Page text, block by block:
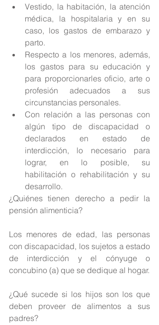
Vestido, la habitación, la atención
médica, la hospitalaria y en su
caso, los gastos de embarazo y
parto.
Respecto a los menores, además,
los gastos para su educación y
para proporcionarles oficio, arte o
profesión adecuados a sus
circunstancias personales.
Con relación a las personas con
algún tipo de discapacidad o
declarados en estado de
interdicción, lo necesario para
lograr, en lo posible, su
habilitación o rehabilitación y su
desarrollo.
¿Quiénes tienen derecho a pedir la
pensión alimenticia?
Los menores de edad, las personas
con discapacidad, los sujetos a estado
de interdicción y el cónyuge o
concubino (a) que se dedique al hogar.
¿Qué sucede si los hijos son los que
deben proveer de alimentos a sus
padres?